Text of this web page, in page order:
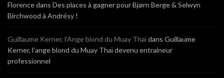
Florencedans Des places à gagner pour Bjørn Berge & Selwyn
Birchwood à Andrésy !
Guillaume Kerner, l’Ange blond du Muay Thaïdans Guillaume
Kerner, l’ange blond du Muay Thaï devenu entraineur
professionnel